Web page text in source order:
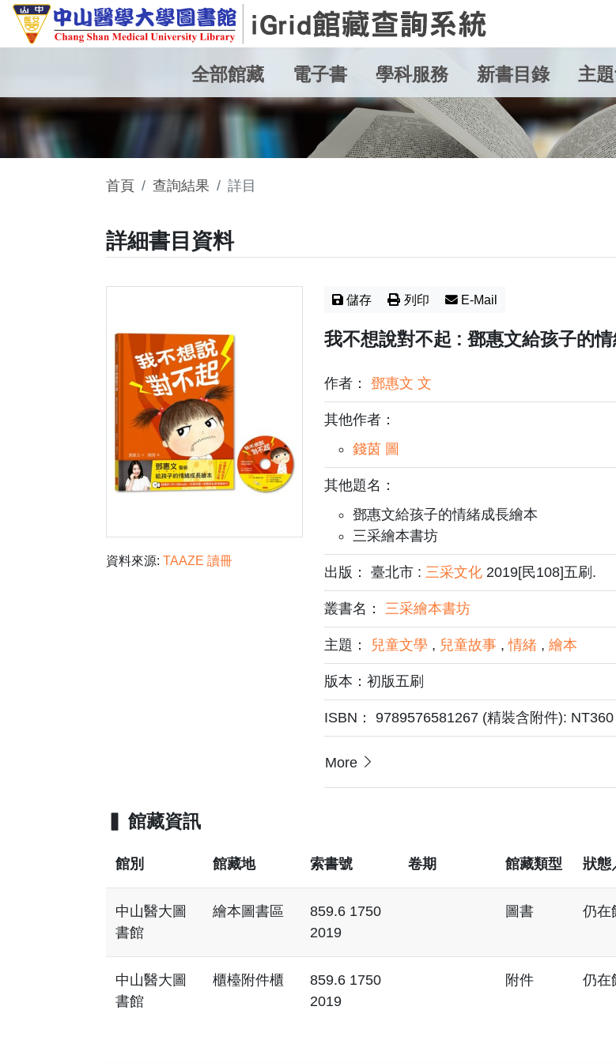
全部館藏 電子書 學科服務 新書目錄 主
首頁 查詢結果 詳目
詳細書目資料
資料來源: TAAZE 讀冊
儲存 列印 E-Mail
我不想說對不起 : 鄧惠文給孩子的
作者： 鄧惠文 文
其他作者：
錢茵 圖
其他題名：
鄧惠文給孩子的情緒成長繪本
三采繪本書坊
出版： 臺北市 : 三采文化2019[民108]五刷.
叢書名： 三采繪本書坊
主題： 兒童文學 , 兒童故事,情緒, 繪本
版本：初版五刷
ISBN： 9789576581267 (精裝含附件): NT360
More
館藏資訊
館別 館藏地 索書號 卷期 館藏類型 狀態
中山醫大圖
書館
繪本圖書區
859.6 1750
2019
圖書 仍在
中山醫大圖
書館
櫃檯附件櫃
859.6 1750
2019
附件 仍在